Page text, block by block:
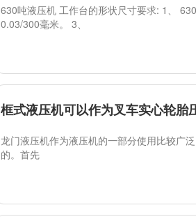
630吨液压机 工作台的形状尺寸要求: 1、
0.03/300毫米。 3、
框式液压机可以作为叉车实心轮胎
龙门液压机作为液压机的一部分使用比较广
的。首先